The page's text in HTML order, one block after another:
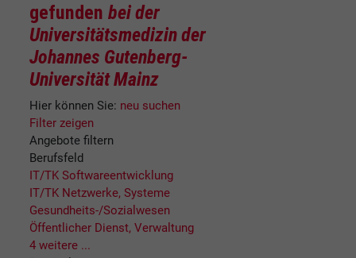
gefunden bei der
Universitätsmedizin der
Johannes Gutenberg-
Universität Mainz
Hier können Sie: neu suchen
Filter zeigen
Angebote filtern
Berufsfeld
IT/TK Softwareentwicklung
IT/TK Netzwerke, Systeme
Gesundheits-/Sozialwesen
Öffentlicher Dienst, Verwaltung
4 weitere ...